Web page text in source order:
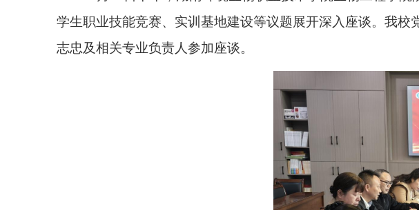
学生职业技能竞赛、实训基地建设等议题展开深入座谈。我
志忠及相关专业负责人参加座谈。